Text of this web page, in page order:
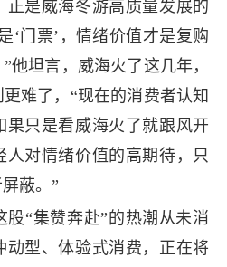
是威海冬游高质量发展的
‘门票’，情绪价值才是复购
他坦言，威海火了这几年，
难了，“现在的消费者认知
果只是看威海火了就跟风开
人对情绪价值的高期待，只
蔽。”
“集赞奔赴”的热潮从未消
动型、体验式消费，正在将